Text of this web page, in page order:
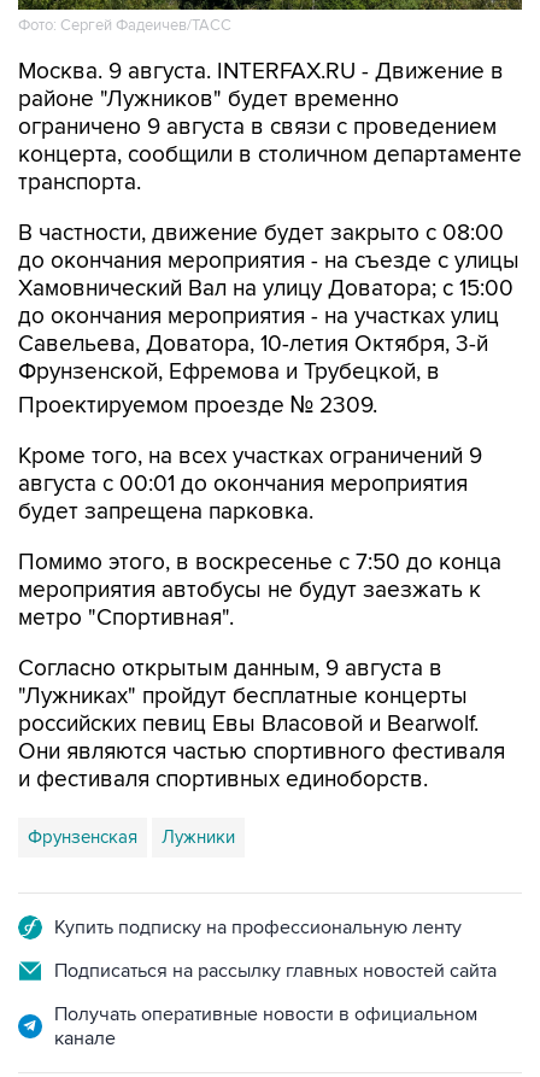
Москва. 9 августа. INTERFAX.RU - Движение в
ограничено 9 августа в связи с проведением
концерта, сообщили в столичном департаменте
транспорта.
В частности, движение будет закрыто с 08:00
Хамовнический Вал на улицу Доватора; с 15:00
до окончания мероприятия - на участках улиц
Савельева, Доватора, 10-летия Октября, 3-й
Фрунзенской, Ефремова и Трубецкой, в
Проектируемом проезде № 2309.
Кроме того, на всех участках ограничений 9
будет запрещена парковка.
Помимо этого, в воскресенье с 7:50 до конца
метро "Спортивная".
Согласно открытым данным, 9 августа в
российских певиц Евы Власовой и Bearwolf.
Они являются частью спортивного фестиваля
и фестиваля спортивных единоборств.
Фрунзенская Лужники
Подписаться на рассылку главных новостей сайта
Получать оперативные новости в официальном